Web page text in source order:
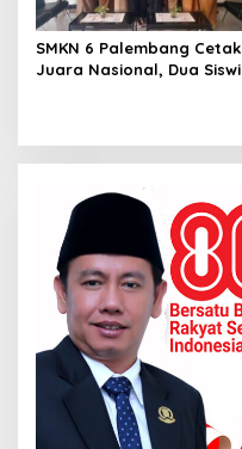
SMKN 6 Palembang Cetak
Juara Nasional, Dua Siswi